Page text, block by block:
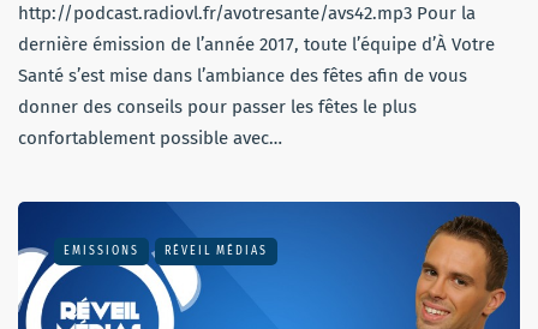
http://podcast.radiovl.fr/avotresante/avs42.mp3 Pour la
dernière émission de l’année 2017, toute l’équipe d’À Votre
Santé s’est mise dans l’ambiance des fêtes afin de vous
donner des conseils pour passer les fêtes le plus
confortablement possible avec…
EMISSIONS RÉVEIL MÉDIAS